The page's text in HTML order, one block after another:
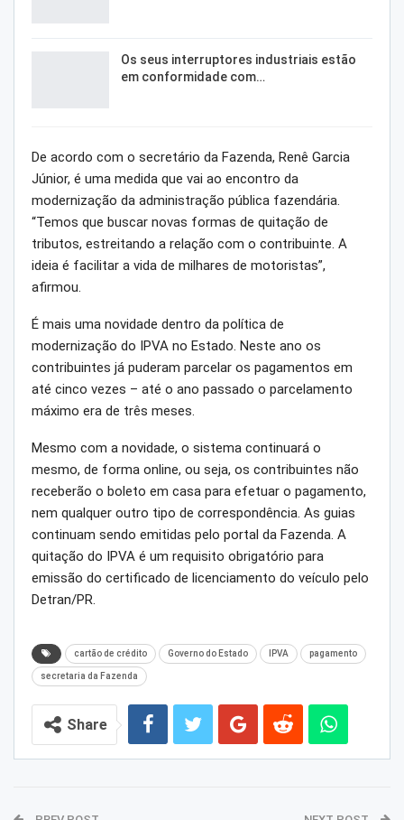
Os seus interruptores industriais estão
em conformidade com…
De acordo com o secretário da Fazenda, Renê Garcia
Júnior, é uma medida que vai ao encontro da
modernização da administração pública fazendária.
“Temos que buscar novas formas de quitação de
tributos, estreitando a relação com o contribuinte. A
ideia é facilitar a vida de milhares de motoristas”,
afirmou.
É mais uma novidade dentro da política de
modernização do IPVA no Estado. Neste ano os
contribuintes já puderam parcelar os pagamentos em
até cinco vezes – até o ano passado o parcelamento
máximo era de três meses.
Mesmo com a novidade, o sistema continuará o
mesmo, de forma online, ou seja, os contribuintes não
receberão o boleto em casa para efetuar o pagamento,
nem qualquer outro tipo de correspondência. As guias
continuam sendo emitidas pelo portal da Fazenda. A
quitação do IPVA é um requisito obrigatório para
emissão do certificado de licenciamento do veículo pelo
Detran/PR.
cartão de crédito Governo do Estado IPVA pagamento
secretaria da Fazenda
Share